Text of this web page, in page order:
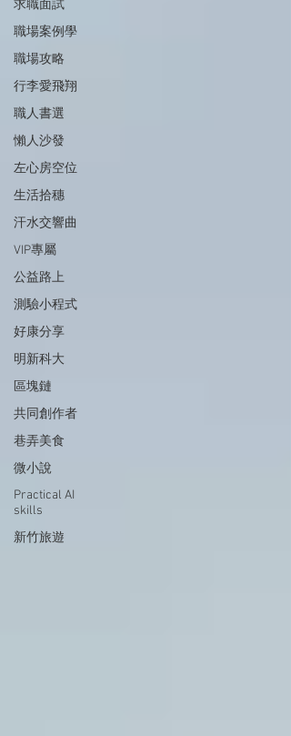
求職面試
職場案例學
職場攻略
行李愛飛翔
職人書選
懶人沙發
左心房空位
生活拾穗
汗水交響曲
VIP專屬
公益路上
測驗小程式
好康分享
明新科大
區塊鏈
共同創作者
巷弄美食
微小說
Practical AI
skills
新竹旅遊